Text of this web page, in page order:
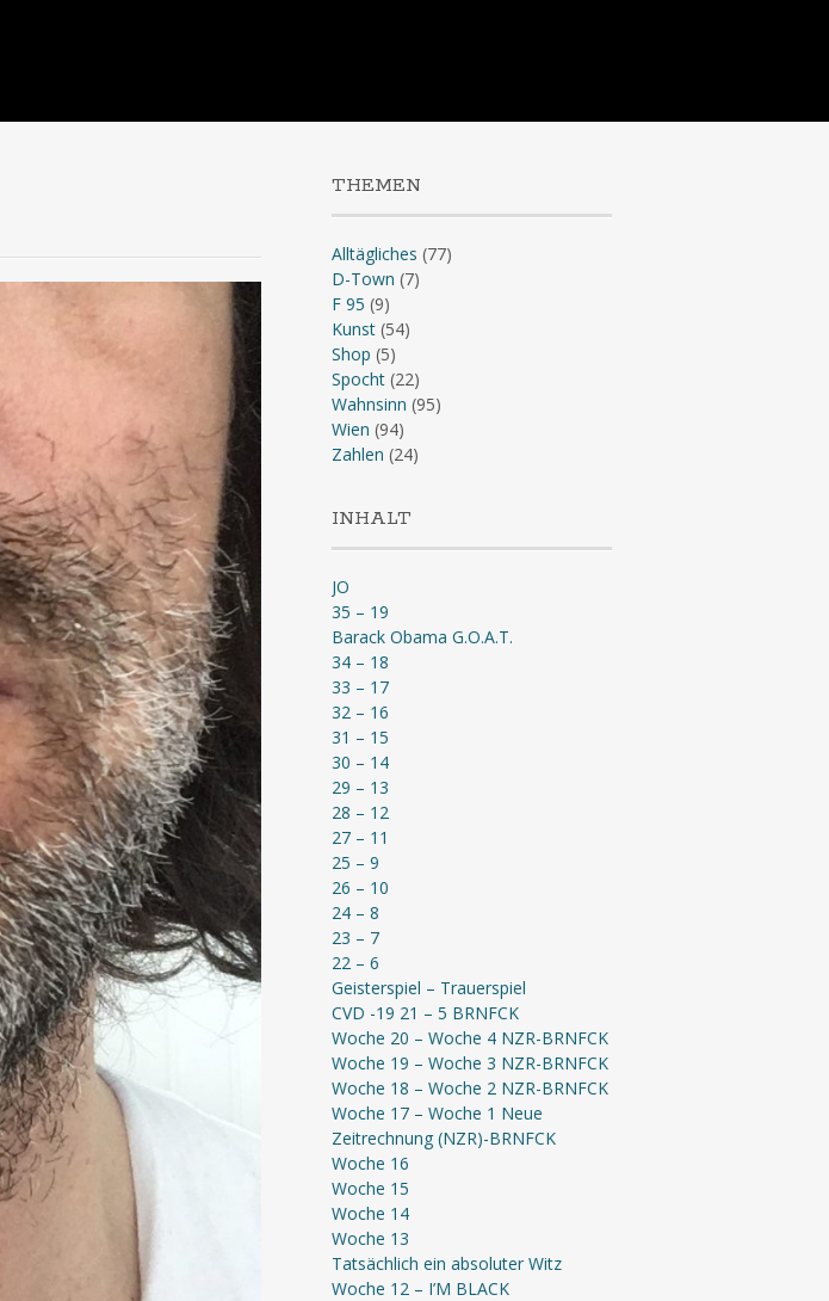
content
THEMEN
Alltägliches (77)
D-Town (7)
F 95 (9)
Kunst(54)
Shop (5)
Spocht(22)
Wahnsinn (95)
Wien (94)
Zahlen (24)
INHALT
JO
35 – 19
Barack Obama G.O.A.T.
34 – 18
33 – 17
32 – 16
31 – 15
30 – 14
29 – 13
28 – 12
27 – 11
25 – 9
26 – 10
24 – 8
23 – 7
22 – 6
Geisterspiel – Trauerspiel
CVD -19 21 – 5 BRNFCK
Woche 20 – Woche 4 NZR-BRNFCK
Woche 19 – Woche 3 NZR-BRNFCK
Woche 18 – Woche 2 NZR-BRNFCK
Woche 17 – Woche 1 Neue
Zeitrechnung (NZR)-BRNFCK
Woche 16
Woche 15
Woche 14
Woche 13
Tatsächlich ein absoluter Witz
Woche 12 – I’M BLACK